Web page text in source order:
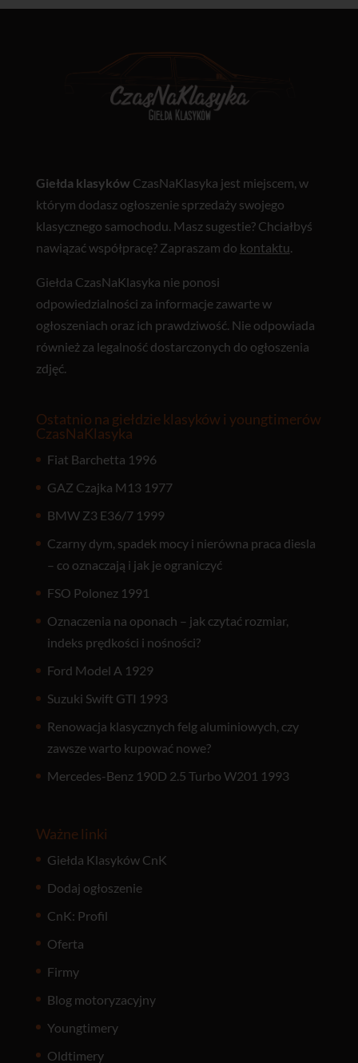
Giełda klasyków CzasNaKlasyka jest miejscem, w
którym dodasz ogłoszenie sprzedaży swojego
klasycznego samochodu. Masz sugestie? Chciałbyś
nawiązać współpracę? Zapraszam do kontaktu.
Giełda CzasNaKlasyka nie ponosi
odpowiedzialności za informacje zawarte w
ogłoszeniach oraz ich prawdziwość. Nie odpowiada
również za legalność dostarczonych do ogłoszenia
zdjęć.
Ostatnio na giełdzie klasyków i youngtimerów
CzasNaKlasyka
Fiat Barchetta 1996
GAZ Czajka M13 1977
BMW Z3 E36/7 1999
Czarny dym, spadek mocy i nierówna praca diesla
– co oznaczają i jak je ograniczyć
FSO Polonez 1991
Oznaczenia na oponach – jak czytać rozmiar,
indeks prędkości i nośności?
Ford Model A 1929
Suzuki Swift GTI 1993
Renowacja klasycznych felg aluminiowych, czy
zawsze warto kupować nowe?
Mercedes-Benz 190D 2.5 Turbo W201 1993
Ważne linki
Giełda Klasyków CnK
Dodaj ogłoszenie
CnK: Profil
Oferta
Firmy
Blog motoryzacyjny
Youngtimery
Oldtimery